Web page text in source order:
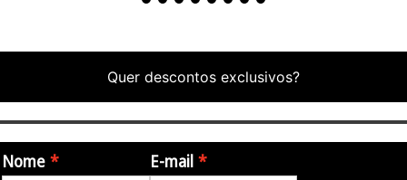
Quer descontos exclusivos?
Nome E-mail